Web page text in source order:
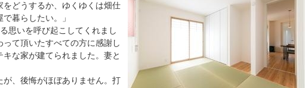
どうするか、ゆくゆくは畑仕
暮らしたい。」
思いを呼び起こしてくれまし
て頂いたすべての方に感謝し
な家が建てられました。妻と
、後悔がほぼありません。打